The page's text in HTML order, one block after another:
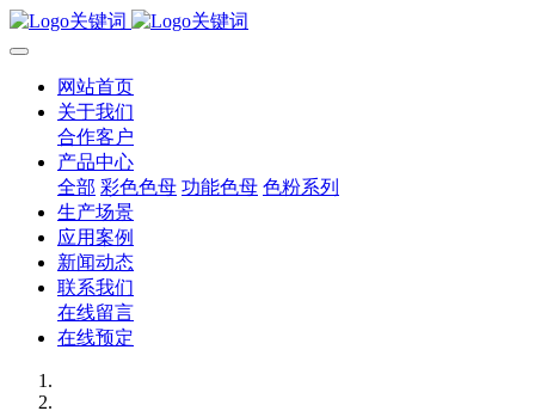
网站首页
关于我们
合作客户
产品中心
全部 彩色色母 功能色母 色粉系列
生产场景
应用案例
新闻动态
联系我们
在线留言
在线预定